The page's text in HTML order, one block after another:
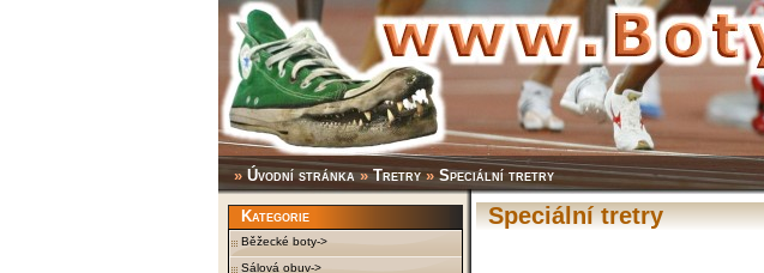
» Úvodní stránka»Tretry» Speciální tretry
Kategorie
Běžecké boty->
Sálová obuv->
Speciální tretry